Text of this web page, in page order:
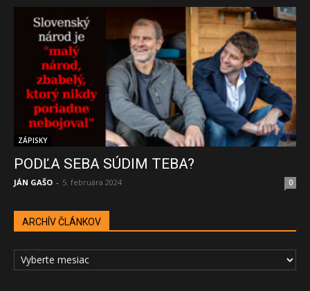
ZÁPISKY
PODĽA SEBA SÚDIM TEBA?
JÁN GAŠO - 5. februára 2024 0
ARCHÍV ČLÁNKOV
ARCHÍV
ČLÁNKOV